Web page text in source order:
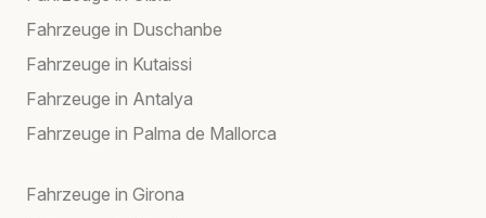
Fahrzeuge in Duschanbe
Fahrzeuge in Kutaissi
Fahrzeuge in Antalya
Fahrzeuge in Palma de Mallorca
Fahrzeuge in Girona